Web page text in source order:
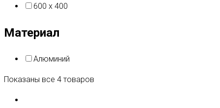
600 x 400
Материал
Алюминий
Показаны все 4 товаров